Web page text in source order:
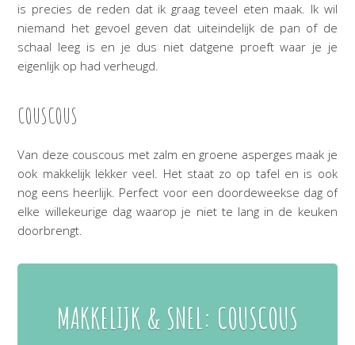
is precies de reden dat ik graag teveel eten maak. Ik wil
niemand het gevoel geven dat uiteindelijk de pan of de
schaal leeg is en je dus niet datgene proeft waar je je
eigenlijk op had verheugd.
COUSCOUS
Van deze couscous met zalm en groene asperges maak je
ook makkelijk lekker veel. Het staat zo op tafel en is ook
nog eens heerlijk. Perfect voor een doordeweekse dag of
elke willekeurige dag waarop je niet te lang in de keuken
doorbrengt.
MAKKELIJK & SNEL: COUSCOUS